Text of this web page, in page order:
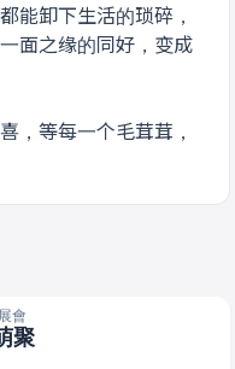
能卸下生活的琐碎，
面之缘的同好，变成
，等每一个毛茸茸，
會
聚